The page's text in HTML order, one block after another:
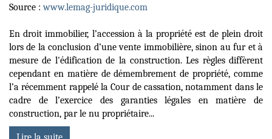
Source :www.lemag-juridique.com
En droit immobilier, l’accession à la propriété est de plein droit
lors de la conclusion d’une vente immobilière, sinon au fur et à
mesure de l'édification de la construction. Les règles diffèrent
cependant en matière de démembrement de propriété, comme
l’a récemment rappelé la Cour de cassation, notamment dans le
cadre de l’exercice des garanties légales en matière de
construction, par le nu propriétaire...